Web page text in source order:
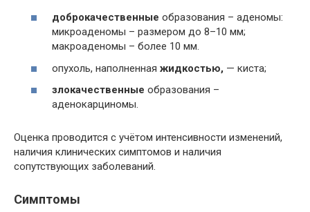
доброкачественные образования – аденомы:
микроаденомы – размером до 8–10 мм;
макроаденомы – более 10 мм.
опухоль, наполненная жидкостью, — киста;
злокачественные образования –
аденокарциномы.
Оценка проводится с учётом интенсивности изменений,
наличия клинических симптомов и наличия
сопутствующих заболеваний.
Симптомы